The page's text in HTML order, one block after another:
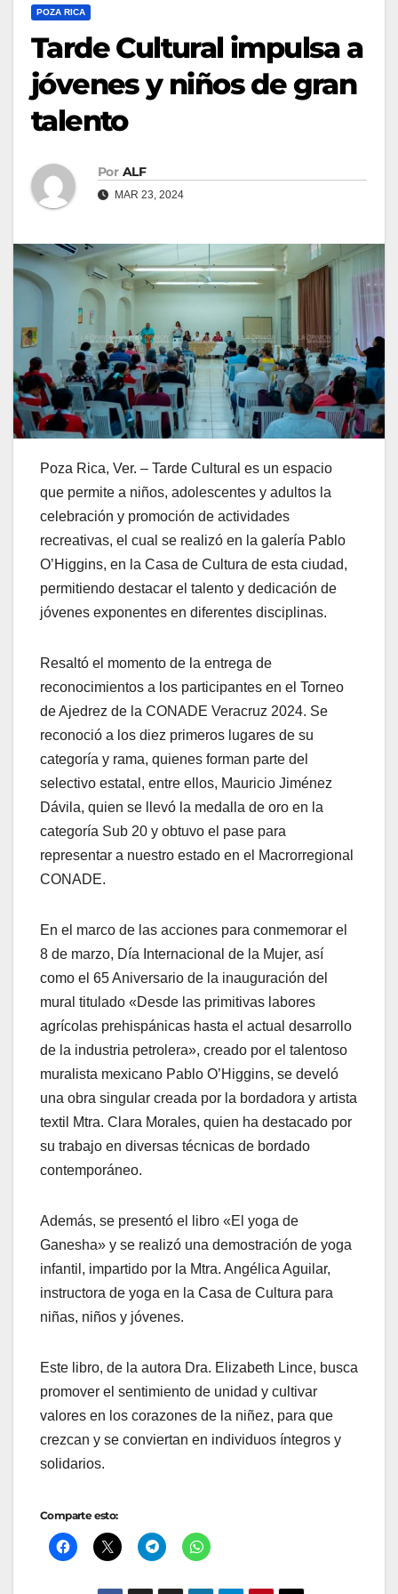
POZA RICA
Tarde Cultural impulsa a
jóvenes y niños de gran
talento
Por ALF
MAR 23, 2024
Poza Rica, Ver. – Tarde Cultural es un espacio
que permite a niños, adolescentes y adultos la
celebración y promoción de actividades
recreativas, el cual se realizó en la galería Pablo
O’Higgins, en la Casa de Cultura de esta ciudad,
permitiendo destacar el talento y dedicación de
jóvenes exponentes en diferentes disciplinas.
Resaltó el momento de la entrega de
reconocimientos a los participantes en el Torneo
de Ajedrez de la CONADE Veracruz 2024. Se
reconoció a los diez primeros lugares de su
categoría y rama, quienes forman parte del
selectivo estatal, entre ellos, Mauricio Jiménez
Dávila, quien se llevó la medalla de oro en la
categoría Sub 20 y obtuvo el pase para
representar a nuestro estado en el Macrorregional
CONADE.
En el marco de las acciones para conmemorar el
8 de marzo, Día Internacional de la Mujer, así
como el 65 Aniversario de la inauguración del
mural titulado «Desde las primitivas labores
agrícolas prehispánicas hasta el actual desarrollo
de la industria petrolera», creado por el talentoso
muralista mexicano Pablo O’Higgins, se develó
una obra singular creada por la bordadora y artista
textil Mtra. Clara Morales, quien ha destacado por
su trabajo en diversas técnicas de bordado
contemporáneo.
Además, se presentó el libro «El yoga de
Ganesha» y se realizó una demostración de yoga
infantil, impartido por la Mtra. Angélica Aguilar,
instructora de yoga en la Casa de Cultura para
niñas, niños y jóvenes.
Este libro, de la autora Dra. Elizabeth Lince, busca
promover el sentimiento de unidad y cultivar
valores en los corazones de la niñez, para que
crezcan y se conviertan en individuos íntegros y
solidarios.
Comparte esto: